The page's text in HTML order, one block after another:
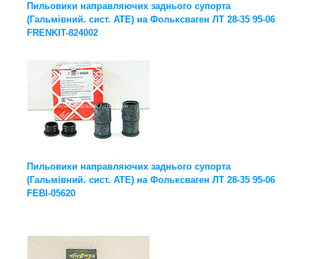
Пильовики направляючих заднього супорта
(Гальмівний. сист. ATE) на Фольксваген ЛТ 28-35 95-06
FRENKIT-824002
Пильовики направляючих заднього супорта
(Гальмівний. сист. ATE) на Фольксваген ЛТ 28-35 95-06
FEBI-05620